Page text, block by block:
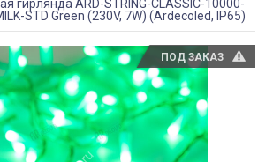
гирлянда ARD-STRING-CLASSIC-10000-
STD Green (230V, 7W) (Ardecoled, IP65)
ПОД ЗАКАЗ